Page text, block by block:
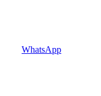
WhatsApp